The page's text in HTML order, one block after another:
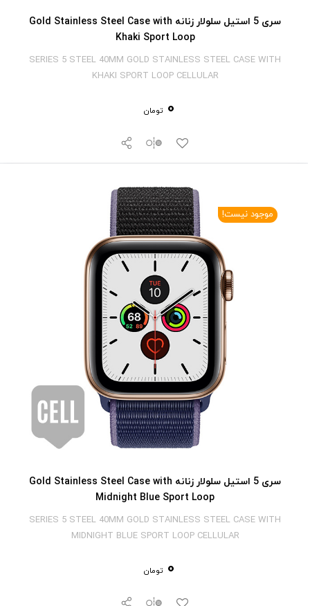
سری 5 استیل سلولار زنانه Gold Stainless Steel Case with
Khaki Sport Loop
SERIES 5 STEEL 40MM GOLD STAINLESS STEEL CASE WITH
KHAKI SPORT LOOP CELLULAR
0 تومان
موجود نیست!
سری 5 استیل سلولار زنانه Gold Stainless Steel Case with
Midnight Blue Sport Loop
SERIES 5 STEEL 40MM GOLD STAINLESS STEEL CASE WITH
MIDNIGHT BLUE SPORT LOOP CELLULAR
0 تومان